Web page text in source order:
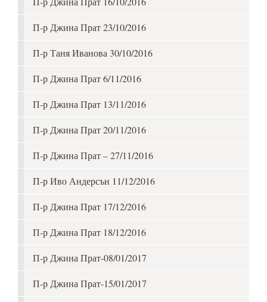
П-р Джина Прат 23/10/2016
П-р Таня Иванова 30/10/2016
П-р Джина Прат 6/11/2016
П-р Джина Прат 13/11/2016
П-р Джина Прат 20/11/2016
П-р Джина Прат – 27/11/2016
П-р Иво Андерсън 11/12/2016
П-р Джина Прат 17/12/2016
П-р Джина Прат 18/12/2016
П-р Джина Прат-08/01/2017
П-р Джина Прат-15/01/2017